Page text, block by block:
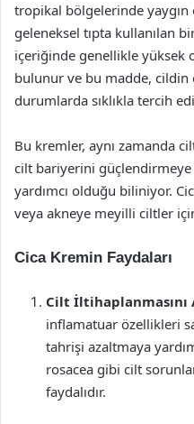
tropikal bölgelerinde yaygın
geleneksel tıpta kullanılan
içeriğinde genellikle yüksek
bulunur ve bu madde, cildin
durumlarda sıklıkla tercih
Bu kremler, aynı zamanda
cilt bariyerini
yardımcı olduğu biliniyor.
veya akneye meyilli ciltler
Cica Kremin Faydaları
Cilt İltihaplanmasını
inflamatuar özellikleri
tahrişi azaltmaya
rosacea gibi cilt
faydalıdır.